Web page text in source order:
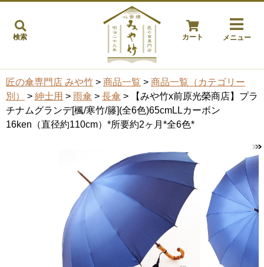
検索 カート メニュー
匠の傘専門店 みや竹 > 商品一覧 > 商品一覧（カテゴリー
別）
> 紳士用 > 雨傘 > 長傘 > 【みや竹x前原光榮商店】プラ
チナムグランデ[楓/寒竹/籐](全6色)65cmLLカーボン
16ken（直径約110cm）*所要約2ヶ月*全6色*